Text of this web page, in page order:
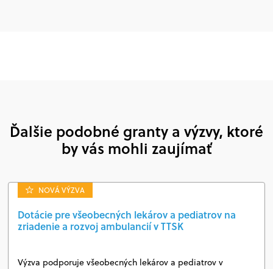
Ďalšie podobné granty a výzvy, ktoré
by vás mohli zaujímať
NOVÁ VÝZVA
Dotácie pre všeobecných lekárov a pediatrov na
zriadenie a rozvoj ambulancií v TTSK
Výzva podporuje všeobecných lekárov a pediatrov v